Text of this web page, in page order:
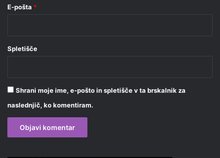
E-pošta *
Spletišče
Shrani moje ime, e-pošto in spletišče v ta brskalnik za
naslednjič, ko komentiram.